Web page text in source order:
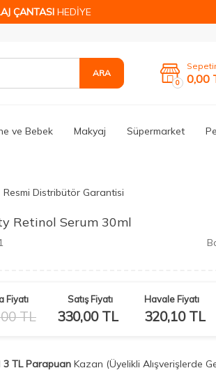
ÇANTASI HEDİYE
ARA
0 0,00
ve Bebek Makyaj Süpermarket
Resmi Distribütör Garantisi
Retinol Serum 30ml
Fiyatı
TL
Satış Fiyatı
330,00TL
Havale Fiyatı
320,10TL
3 TL Parapuan Kazan (Üyelikli Alışverişlerde